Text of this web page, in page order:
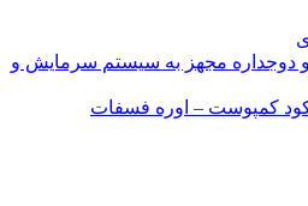
دوجداره مجهز به سیستم سرمایش و